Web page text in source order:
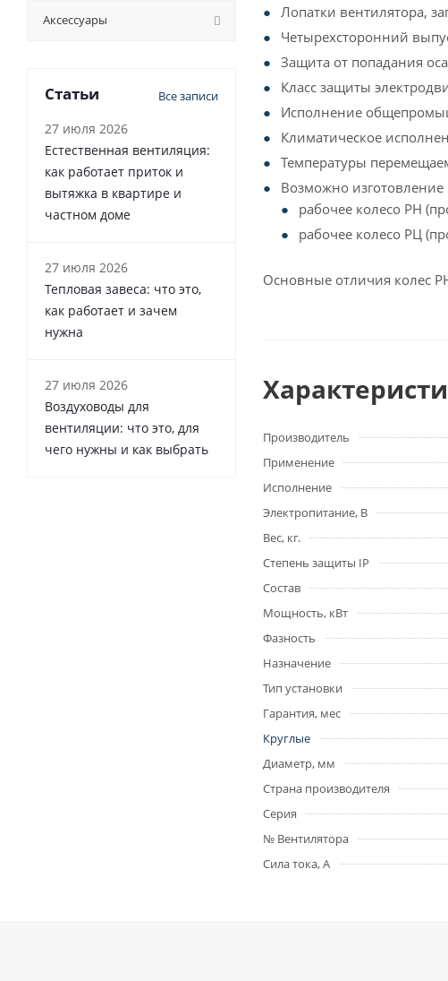
Лопатки вентилятора,
Четырехсторонний
Защита от попадания
Класс защиты
Исполнение
Климатическое
Температуры
Возможно
рабочее колесо РН
рабочее колесо РЦ
Основные отличия колес
Производитель
Применение
Исполнение
Электропитание, В
Вес, кг.
Степень защиты IP
Состав
Мощность, кВт
Фазность
Назначение
Тип установки
Гарантия, мес
Круглые
Диаметр, мм
Страна производителя
Серия
№ Вентилятора
Сила тока, А
Аксессуары
Статьи Все записи
27 июля 2026
Естественная вентиляция:
как работает приток и
вытяжка в квартире и
частном доме
27 июля 2026
Тепловая завеса: что это,
как работает и зачем
нужна
27 июля 2026
Воздуховоды для
вентиляции: что это, для
чего нужны и как выбрать